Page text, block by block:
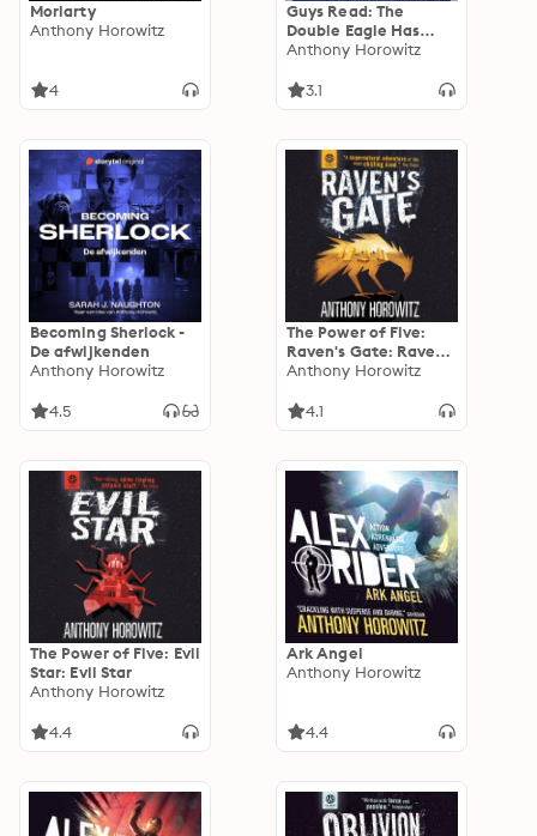
Moriarty
Anthony Horowitz
4
Guys Read: The
Double Eagle Has
Landed
Anthony Horowitz
3.1
Becoming Sherlock -
De afwijkenden
Anthony Horowitz
4.5
The Power of Five:
Raven's Gate: Raven's
Gate
Anthony Horowitz
4.1
The Power of Five: Evil
Star: Evil Star
Anthony Horowitz
4.4
Ark Angel
Anthony Horowitz
4.4